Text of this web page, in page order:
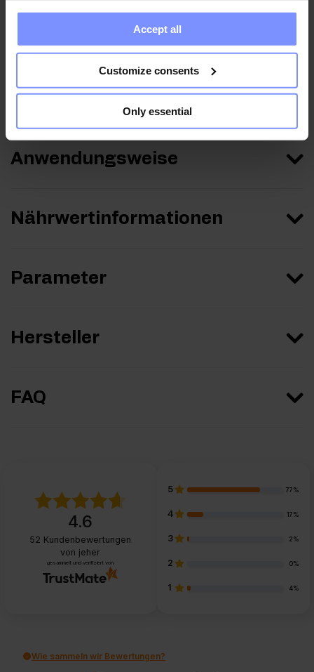
information you have provided to them or that they have
collected when you use their services. Do you agree?
Accept all
Customize consents
Only essential
OstroVit THE BAR. - Bestimmung des
schwermetallgehalts 01.07.2026
Anwendungsweise
Nährwertinformationen
Parameter
Hersteller
FAQ
4.6
52 Kundenbewertungen
von jeher
gesammelt und verifiziert von
5 77%
4 17%
3 2%
2 0%
1 4%
Wie sammeln wir Bewertungen?